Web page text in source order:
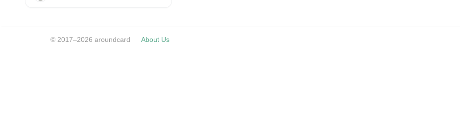
© 2017–2026 aroundcard About Us